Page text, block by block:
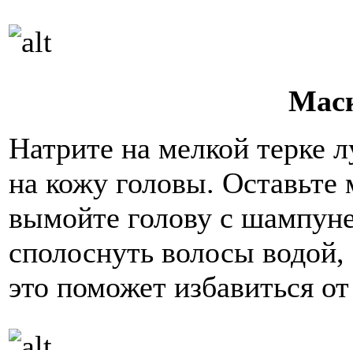
Натрите на мелкой терке
на кожу головы. Оставьте
вымойте голову с
сполоснуть волосы
это поможет избавиться